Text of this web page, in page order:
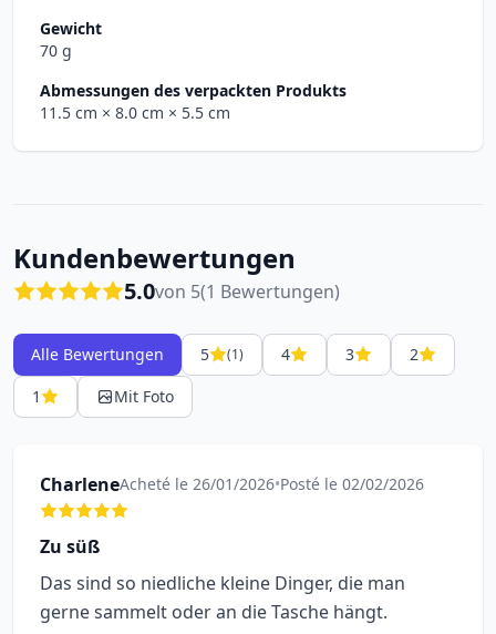
Gewicht
70 g
Abmessungen des verpackten Produkts
11.5 cm × 8.0 cm × 5.5 cm
Kundenbewertungen
5.0von 5(1 Bewertungen)
Alle Bewertungen 5 (1) 4 3
2
1
Mit Foto
CharleneAcheté le 26/01/2026•Posté le 02/02/2026
Zu süß
Das sind so niedliche kleine Dinger, die man
gerne sammelt oder an die Tasche hängt.